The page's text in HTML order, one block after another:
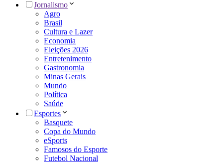
Jornalismo
Agro
Brasil
Cultura e Lazer
Economia
Eleições 2026
Entretenimento
Gastronomia
Minas Gerais
Mundo
Política
Saúde
Esportes
Basquete
Copa do Mundo
eSports
Famosos do Esporte
Futebol Nacional